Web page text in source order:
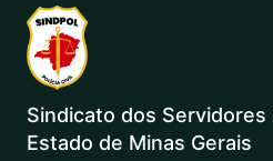
Sindicato dos Servidores
Estado de Minas Gerais